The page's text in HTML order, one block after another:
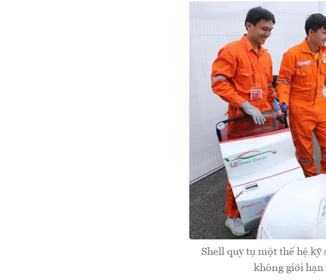
Shell quy tụ một thế hệ
không giới hạn